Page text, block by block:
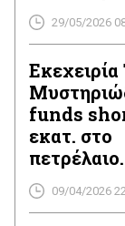
τις29/05/2026
funds
εκατ. στο
μετοχές
09/04/2026